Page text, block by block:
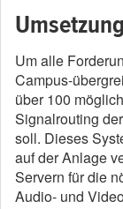
Umsetzung
Um alle
Campus-
über 100
Signalrouting
soll. Dieses
auf der Anlage
Servern für die
Audio- und